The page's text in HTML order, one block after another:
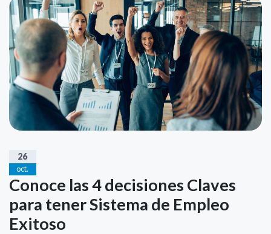
26
oct.
Conoce las 4 decisiones Claves
para tener Sistema de Empleo
Exitoso